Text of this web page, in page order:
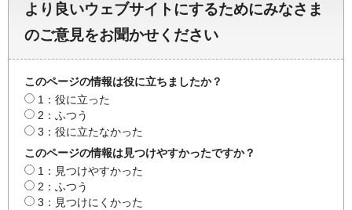
より良いウェブサイトにするためにみなさま
のご意見をお聞かせください
このページの情報は役に立ちましたか？
1：役に立った
2：ふつう
3：役に立たなかった
このページの情報は見つけやすかったですか？
1：見つけやすかった
2：ふつう
3：見つけにくかった